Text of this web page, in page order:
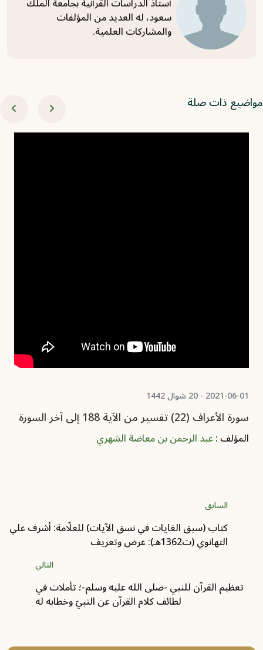
سعود، له العديد من المؤلفات
والمشاركات العلمية.
ذات صلة
2021-06-01 - 20 شوال 1442
سورة الأعراف (22) تفسير من الآية 188 إلى آخر السورة
المؤلف :عبد الرحمن بن معاضة الشهري
السابق
كتاب (سبق الغايات في نسق الآيات) للعلّامة: أشرف علي
التهانوي (ت1362هـ): عرض وتعريف
التالي
تعظيم القرآن للنبي -صلى الله عليه وسلم-؛ تأملات في
لطائف كلام القرآن عن النبيّ وخطابه له